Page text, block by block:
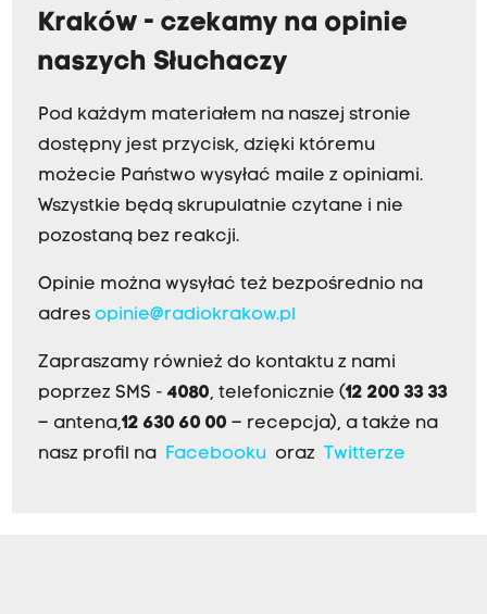
Kraków - czekamy na opinie
naszych Słuchaczy
Pod każdym materiałem na naszej stronie
dostępny jest przycisk, dzięki któremu
możecie Państwo wysyłać maile z opiniami.
Wszystkie będą skrupulatnie czytane i nie
pozostaną bez reakcji.
Opinie można wysyłać też bezpośrednio na
adres opinie@radiokrakow.pl
Zapraszamy również do kontaktu z nami
poprzez SMS - 4080, telefonicznie (12 200 33 33
– antena,12 630 60 00 – recepcja), a także na
nasz profil na Facebookuoraz Twitterze